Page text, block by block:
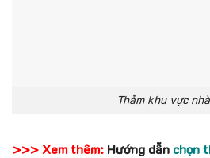
Thảm khu vực
>>> Xem thêm:Hướng dẫn chọn